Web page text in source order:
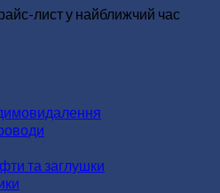
лист у найближчий час
та заглушки